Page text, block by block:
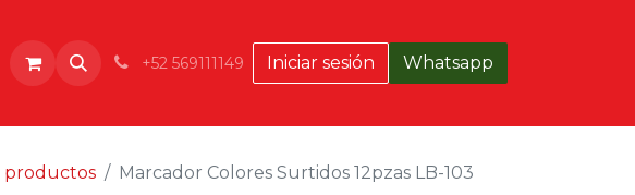
+52 569111149 Iniciar sesión Whatsapp
productos Marcador Colores Surtidos 12pzas LB-103